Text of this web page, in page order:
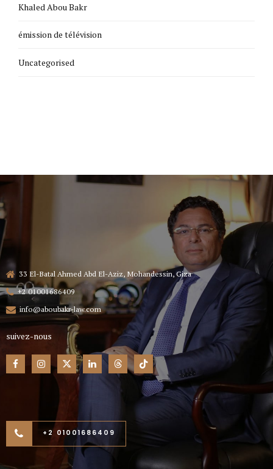
Khaled Abou Bakr
émission de télévision
Uncategorised
33 El-Batal Ahmed Abd El-Aziz, Mohandessin, Giza
+2 01001686409
info@aboubakr-law.com
suivez-nous
+2 01001686409